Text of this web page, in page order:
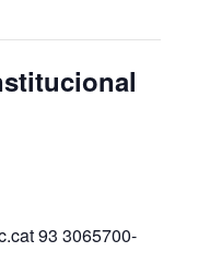
93 3065700-